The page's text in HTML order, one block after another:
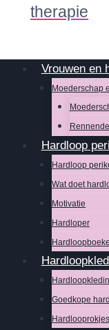
therapie
Vrouwen en
Moederschap
Hardloop
Hardloop
Wat doet
Motivatie
Hardloper
Goedkope
Hardlooprokjes